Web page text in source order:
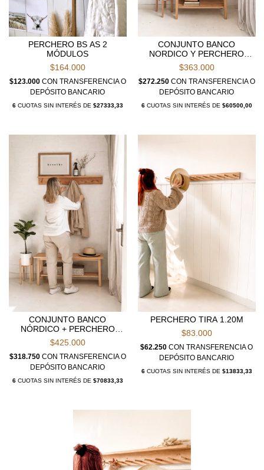
PERCHERO BS AS 2
MÓDULOS
$164.000
$123.000 CON TRANSFERENCIA O
DEPÓSITO BANCARIO
6CUOTAS SIN INTERÉS DE $27333,33
CONJUNTO BANCO
NORDICO Y PERCHERO
BALTA 80CM
$363.000
$272.250 CON TRANSFERENCIA O
DEPÓSITO BANCARIO
6CUOTAS SIN INTERÉS DE $60500,00
CONJUNTO BANCO
NÓRDICO + PERCHERO
BALTA 1M
$425.000
$318.750 CON TRANSFERENCIA O
DEPÓSITO BANCARIO
6CUOTAS SIN INTERÉS DE $70833,33
PERCHERO TIRA 1.20M
$83.000
$62.250 CON TRANSFERENCIA O
DEPÓSITO BANCARIO
6CUOTAS SIN INTERÉS DE $13833,33